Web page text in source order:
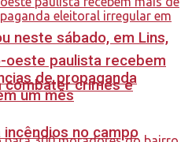
neste sábado, em Lins,
crimes e
no campo
oeste paulista recebem
de propaganda
um mês